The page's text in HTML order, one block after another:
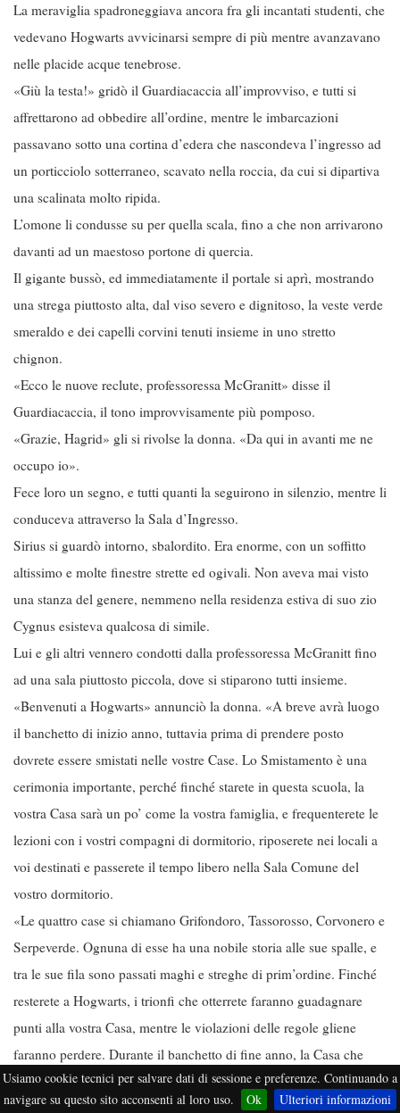
La meraviglia spadroneggiava ancora fra gli incantati studenti, che
vedevano Hogwarts avvicinarsi sempre di più mentre avanzavano
nelle placide acque tenebrose.
«Giù la testa!» gridò il Guardiacaccia all’improvviso, e tutti si
affrettarono ad obbedire all’ordine, mentre le imbarcazioni
passavano sotto una cortina d’edera che nascondeva l’ingresso ad
un porticciolo sotterraneo, scavato nella roccia, da cui si dipartiva
una scalinata molto ripida.
L’omone li condusse su per quella scala, fino a che non arrivarono
davanti ad un maestoso portone di quercia.
Il gigante bussò, ed immediatamente il portale si aprì, mostrando
una strega piuttosto alta, dal viso severo e dignitoso, la veste verde
smeraldo e dei capelli corvini tenuti insieme in uno stretto
chignon.
«Ecco le nuove reclute, professoressa McGranitt» disse il
Guardiacaccia, il tono improvvisamente più pomposo.
«Grazie, Hagrid» gli si rivolse la donna. «Da qui in avanti me ne
occupo io».
Fece loro un segno, e tutti quanti la seguirono in silenzio, mentre li
conduceva attraverso la Sala d’Ingresso.
Sirius si guardò intorno, sbalordito. Era enorme, con un soffitto
altissimo e molte finestre strette ed ogivali. Non aveva mai visto
una stanza del genere, nemmeno nella residenza estiva di suo zio
Cygnus esisteva qualcosa di simile.
Lui e gli altri vennero condotti dalla professoressa McGranitt fino
ad una sala piuttosto piccola, dove si stiparono tutti insieme.
«Benvenuti a Hogwarts» annunciò la donna. «A breve avrà luogo
il banchetto di inizio anno, tuttavia prima di prendere posto
dovrete essere smistati nelle vostre Case. Lo Smistamento è una
cerimonia importante, perché finché starete in questa scuola, la
vostra Casa sarà un po’ come la vostra famiglia, e frequenterete le
lezioni con i vostri compagni di dormitorio, riposerete nei locali a
voi destinati e passerete il tempo libero nella Sala Comune del
vostro dormitorio.
«Le quattro case si chiamano Grifondoro, Tassorosso, Corvonero e
Serpeverde. Ognuna di esse ha una nobile storia alle sue spalle, e
tra le sue fila sono passati maghi e streghe di prim’ordine. Finché
resterete a Hogwarts, i trionfi che otterrete faranno guadagnare
punti alla vostra Casa, mentre le violazioni delle regole gliene
faranno perdere. Durante il banchetto di fine anno, la Casa che
avrà totalizzato più punti sarà premiata con una Coppa delle Case,
che costituisce un grande onore. Mi auguro vivamente che saprete
Usiamo cookie tecnici per salvare dati di sessione e preferenze. Continuando a
navigare su questo sito acconsenti al loro uso.
Ok Ulteriori informazioni